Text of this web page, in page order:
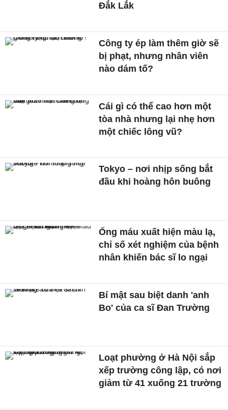
Đắk Lắk
Công ty ép làm thêm giờ sẽ
bị phạt, nhưng nhân viên
nào dám tố?
Cái gì có thể cao hơn một
tòa nhà nhưng lại nhẹ hơn
một chiếc lông vũ?
Tokyo – nơi nhịp sống bắt
đầu khi hoàng hôn buông
Ống máu xuất hiện màu lạ,
chỉ số xét nghiệm của bệnh
nhân khiến bác sĩ lo ngại
Bí mật sau biệt danh 'anh
Bo' của ca sĩ Đan Trường
Loạt phường ở Hà Nội sắp
xếp trường công lập, có nơi
giảm từ 41 xuống 21 trường